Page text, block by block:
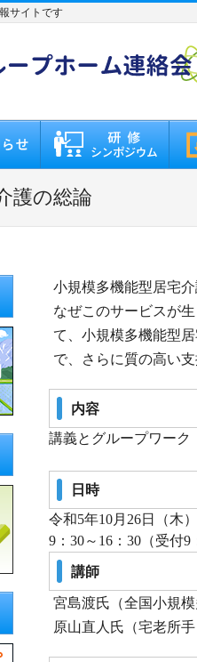
サイトです
護の総論
小規模多機能型居宅
なぜこのサービスが
て、小規模多機能型
で、さらに質の高い
内容
講義とグループワーク
日時
令和5年10月26日（木）
9：30～16：30（受付9
講師
宮島渡氏（全国小規
原山直人氏（宅老所手